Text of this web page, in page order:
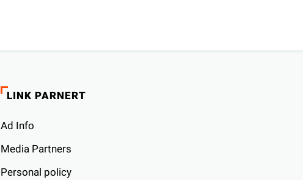
LINK PARNERT
Ad Info
Media Partners
Personal policy